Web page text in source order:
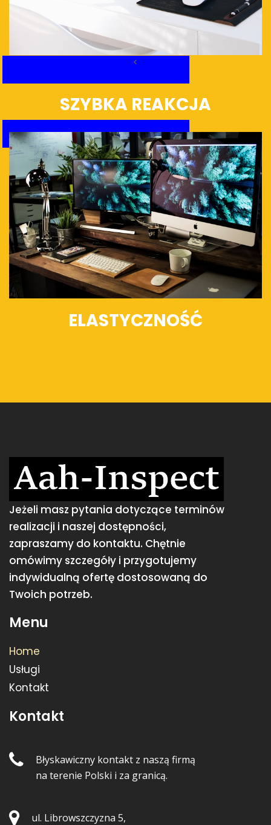
<
SZYBKA REAKCJA
ELASTYCZNOŚĆ
Jeżeli masz pytania dotyczące terminów
realizacji i naszej dostępności,
zapraszamy do kontaktu. Chętnie
omówimy szczegóły i przygotujemy
indywidualną ofertę dostosowaną do
Twoich potrzeb.
Menu
Home
Usługi
Kontakt
Kontakt
Błyskawiczny kontakt z naszą firmą
na terenie Polski i za granicą.
ul. Librowszczyzna 5,